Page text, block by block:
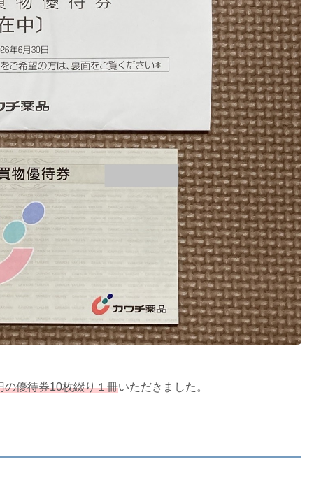
の優待券10枚綴り１冊いただきました。